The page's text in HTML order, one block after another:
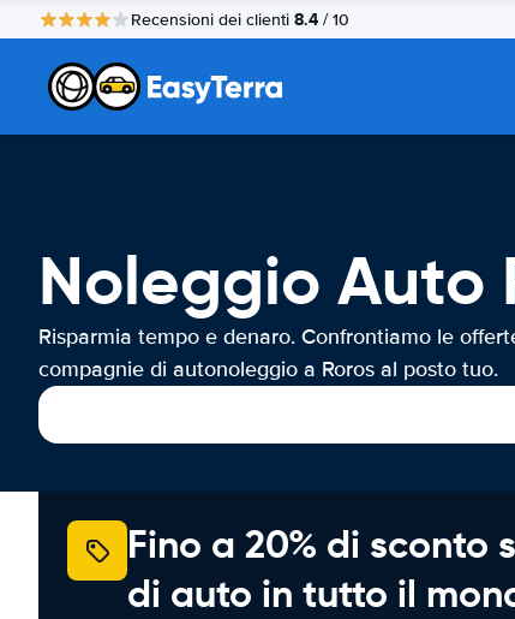
Recensioni dei clienti 8.4 / 10
Noleggio Auto
Risparmia tempo e denaro. Confrontiamo le
compagnie di autonoleggio a Roros al posto tuo.
Fino a 20% di sconto
di auto in tutto il